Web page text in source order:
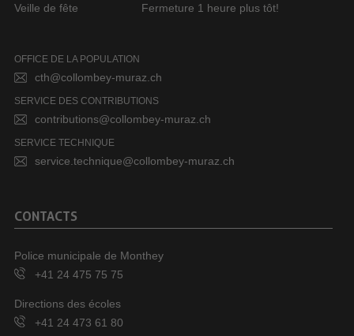
Veille de fête Fermeture 1 heure plus tôt!
OFFICE DE LA POPULATION
cth@collombey-muraz.ch
SERVICE DES CONTRIBUTIONS
contributions@collombey-muraz.ch
SERVICE TECHNIQUE
service.technique@collombey-muraz.ch
CONTACTS
Police municipale de Monthey
+41 24 475 75 75
Directions des écoles
+41 24 473 61 80